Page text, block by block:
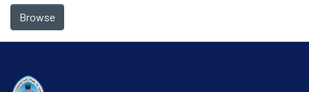
Browse